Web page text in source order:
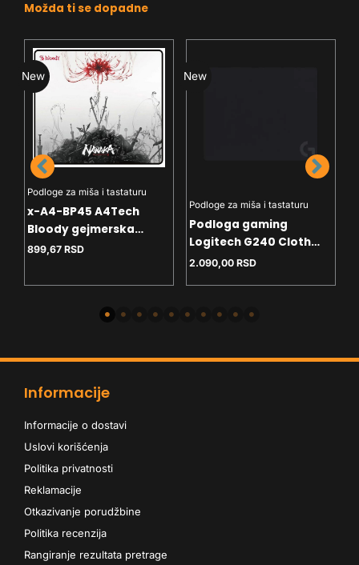
Možda ti se dopadne
New
Podloge za miša i tastaturu
x-A4-BP45 A4Tech
Bloody gejmerska
podloga za misa
899,67 RSD
New
Podloge za miša i tastaturu
Podloga gaming
Logitech G240 Cloth
340 x 280 x 1mm
2.090,00 RSD
Informacije
Informacije o dostavi
Uslovi korišćenja
Politika privatnosti
Reklamacije
Otkazivanje porudžbine
Politika recenzija
Rangiranje rezultata pretrage